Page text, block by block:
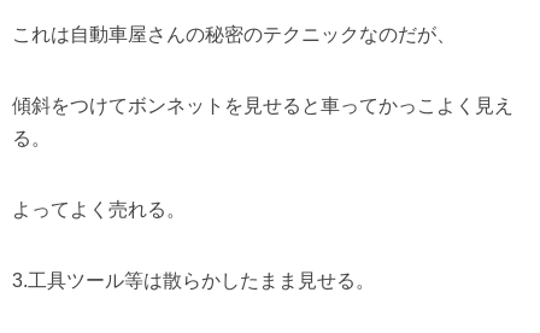
これは自動車屋さんの秘密のテクニックなのだが、
傾斜をつけてボンネットを見せると車ってかっこよく見え
る。
よってよく売れる。
3.工具ツール等は散らかしたまま見せる。